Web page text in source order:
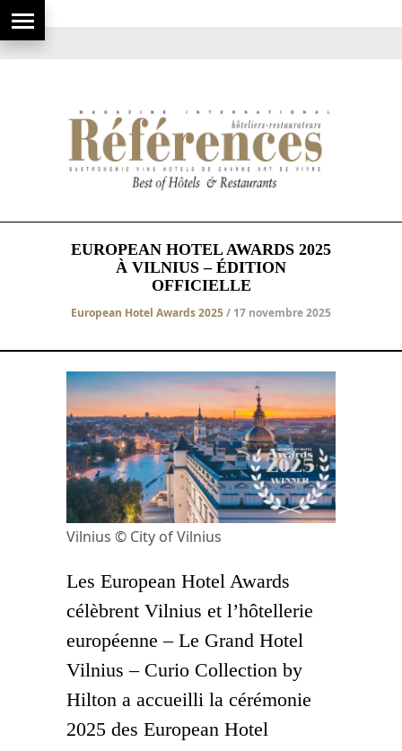
EUROPEAN HOTEL AWARDS 2025
À VILNIUS – ÉDITION
OFFICIELLE
European Hotel Awards 2025/ 17 novembre 2025
Vilnius © City of Vilnius
Les European Hotel Awards
célèbrent Vilnius et l’hôtellerie
européenne – Le Grand Hotel
Vilnius – Curio Collection by
Hilton a accueilli la cérémonie
2025 des European Hotel